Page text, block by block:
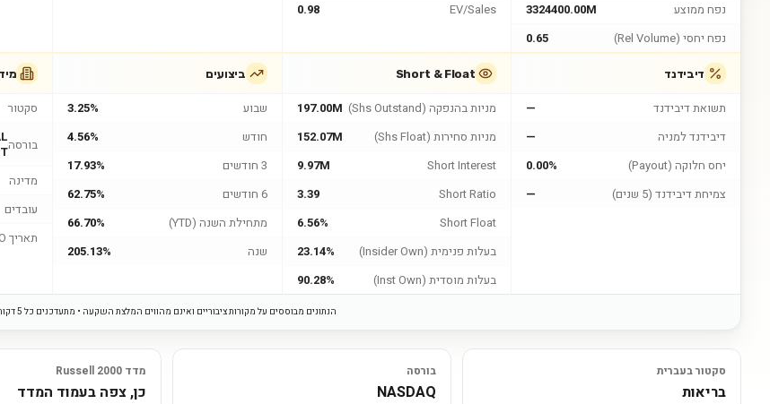
נפח ממוצע
3324400.00M
נפח יחסי (Rel Volume)
0.65
EV/Sales
0.98
דיבידנד
תשואת דיבידנד
—
דיבידנד למניה
—
יחס חלוקה (Payout)
0.00%
צמיחת דיבידנד (5 שנים)
—
Short & Float
מניות בהנפקה (Shs Outstand)
197.00M
מניות סחירות (Shs Float)
152.07M
Short Interest
9.97M
Short Ratio
3.39
Short Float
6.56%
בעלות פנימית (Insider Own)
23.14%
בעלות מוסדית (Inst Own)
90.28%
ביצועים
שבוע
3.25%
חודש
4.56%
3 חודשים
17.93%
6 חודשים
62.75%
מתחילת השנה (YTD)
66.70%
שנה
205.13%
סקטור
בורסה
מדינה
עובדים
תאריך IPO
הנתונים מבוססים על מקורות ציבוריים ואינם מהווים המלצת השקעה • מתעדכנים כל 5 דקות
סקטור בעברית
בריאות
בורסה
NASDAQ
מדד Russell 2000
כן, צפה בעמוד המדד